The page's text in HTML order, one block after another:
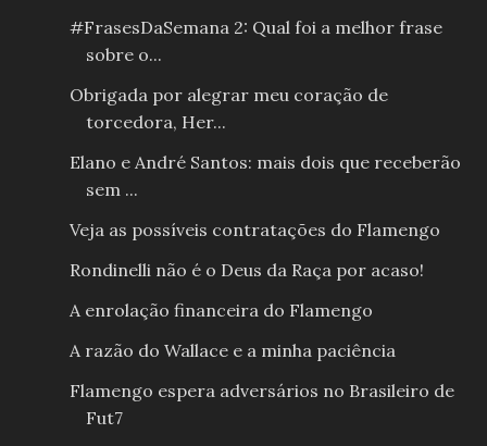
#FrasesDaSemana 2: Qual foi a melhor frase
sobre o...
Obrigada por alegrar meu coração de
torcedora, Her...
Elano e André Santos: mais dois que receberão
sem ...
Veja as possíveis contratações do Flamengo
Rondinelli não é o Deus da Raça por acaso!
A enrolação financeira do Flamengo
A razão do Wallace e a minha paciência
Flamengo espera adversários no Brasileiro de
Fut7